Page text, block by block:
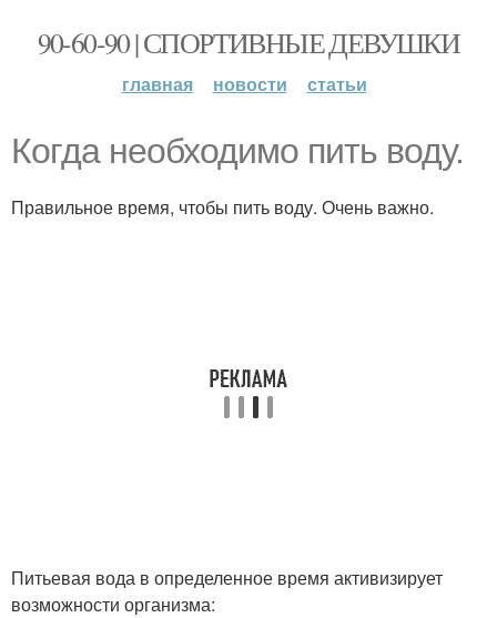
90-60-90 | СПОРТИВНЫЕ ДЕВУШКИ
главная новости статьи
Когда необходимо пить воду.
Правильное время, чтобы пить воду. Очень важно.
Питьевая вода в определенное время активизирует
возможности организма: